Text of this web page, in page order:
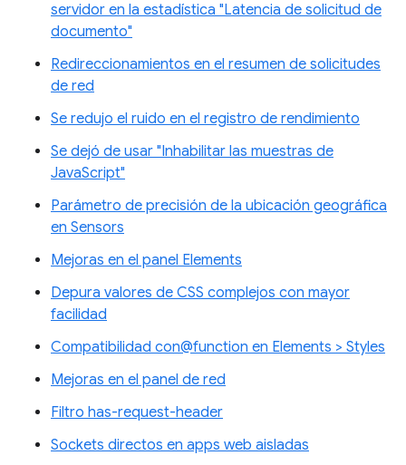
servidor en la estadística "Latencia de solicitud de
documento"
Redireccionamientos en el resumen de solicitudes
de red
Se redujo el ruido en el registro de rendimiento
Se dejó de usar "Inhabilitar las muestras de
JavaScript"
Parámetro de precisión de la ubicación geográfica
en Sensors
Mejoras en el panel Elements
Depura valores de CSS complejos con mayor
facilidad
Compatibilidad con@function en Elements > Styles
Mejoras en el panel de red
Filtro has-request-header
Sockets directos en apps web aisladas